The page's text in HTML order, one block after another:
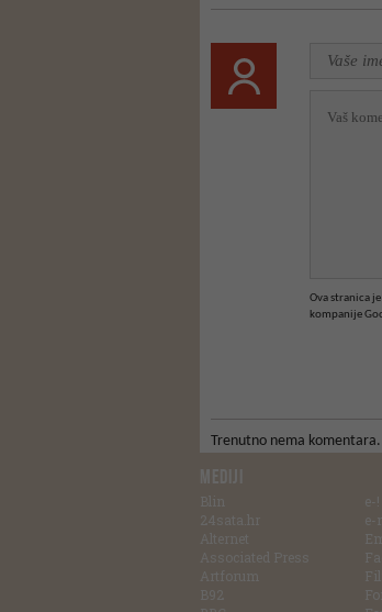
Ova stranica
kompanije
Trenutno nema komentara.
MEDIJI
Blin
24sata.hr
Alternet
Associated Press
Artforum
B92
e-
e-